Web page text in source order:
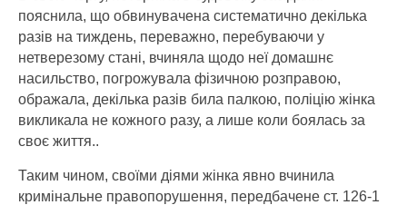
пояснила, що обвинувачена систематично декілька
разів на тиждень, переважно, перебуваючи у
нетверезому стані, вчиняла щодо неї домашнє
насильство, погрожувала фізичною розправою,
ображала, декілька разів била палкою, поліцію жінка
викликала не кожного разу, а лише коли боялась за
своє життя..
Таким чином, своїми діями жінка явно вчинила
кримінальне правопорушення, передбачене ст. 126-1